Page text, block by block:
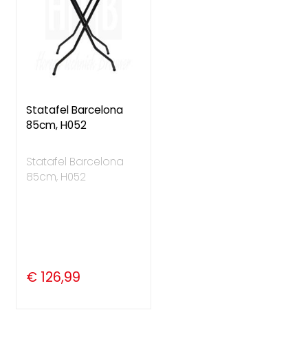
Statafel Barcelona
85cm, H052
Statafel Barcelona
85cm, H052
€ 126,99